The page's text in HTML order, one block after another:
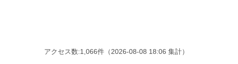
アクセス数:1,066件 （2026-08-08 18:06 集計）